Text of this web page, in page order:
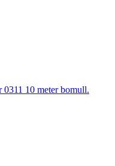
10 meter bomull.